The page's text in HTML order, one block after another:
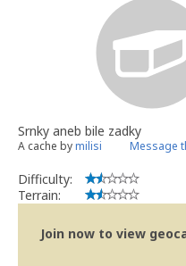
Srnky aneb bile zadky
A cache bymilisi Message
Difficulty:
Terrain:
Join now to view